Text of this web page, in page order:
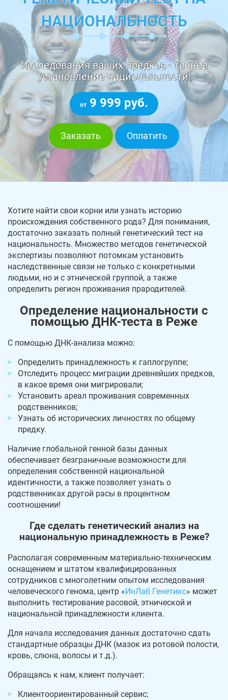
НАЦИОНАЛЬНОСТЬ
Исследования ваших предков - точное
установление национальности!
от 9 999 руб.
Заказать Оплатить
Хотите найти свои корни или узнать историю
происхождения собственного рода? Для понимания,
достаточно заказать полный генетический тест на
национальность. Множество методов генетической
экспертизы позволяют потомкам установить
наследственные связи не только с конкретными
людьми, но и с этнической группой, а также
определить регион проживания прародителей.
Определение национальности с
помощью ДНК-теста в Реже
С помощью ДНК-анализа можно:
Определить принадлежность к гаплогруппе;
Отследить процесс миграции древнейших предков,
в какое время они мигрировали;
Установить ареал проживания современных
родственников;
Узнать об исторических личностях по общему
предку.
Наличие глобальной генной базы данных
обеспечивает безграничные возможности для
определения собственной национальной
идентичности, а также позволяет узнать о
родственниках другой расы в процентном
соотношении!
Где сделать генетический анализ на
национальную принадлежность в Реже?
Располагая современным материально-техническим
оснащением и штатом квалифицированных
сотрудников с многолетним опытом исследования
человеческого генома, центр «ИнЛаб Генетикс» может
выполнить тестирование расовой, этнической и
национальной принадлежности клиента.
Для начала исследования данных достаточно сдать
стандартные образцы ДНК (мазок из ротовой полости,
кровь, слюна, волосы и т.д.).
Обращаясь к нам, клиент получает:
Клиентоориентированный сервис;